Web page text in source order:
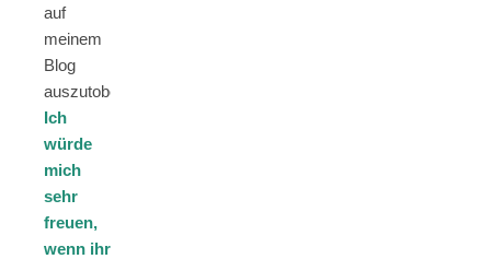
auf
meinem
Blog
auszutoben!
Ich
würde
mich
sehr
freuen,
wenn ihr